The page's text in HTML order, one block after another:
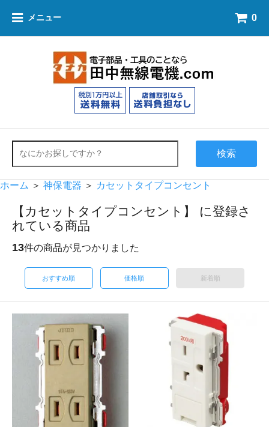
メニュー 0
検索
ホーム ＞ 神保電器 ＞ カセットタイプコンセント
【カセットタイプコンセント】 に登録さ
れている商品
13件の商品が見つかりました
おすすめ順 価格順 新着順